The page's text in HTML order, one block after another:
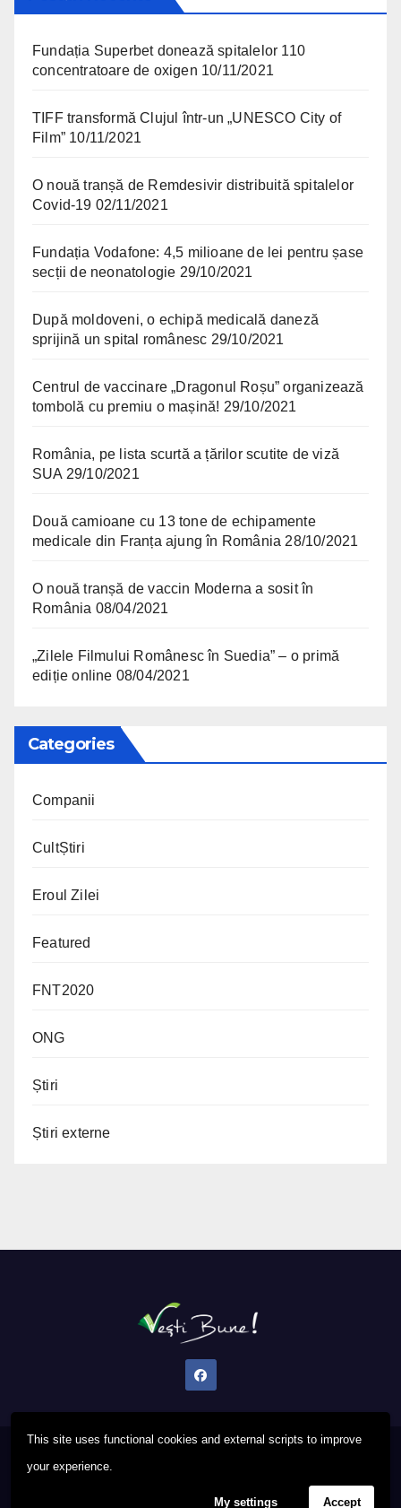
This site uses functional cookies and external scripts to improve
your experience.
My settings Accept
Fundația Superbet donează spitalelor 110
concentratoare de oxigen 10/11/2021
TIFF transformă Clujul într-un „UNESCO City of
Film” 10/11/2021
O nouă tranșă de Remdesivir distribuită spitalelor
Covid-19 02/11/2021
Fundația Vodafone: 4,5 milioane de lei pentru șase
secții de neonatologie 29/10/2021
După moldoveni, o echipă medicală daneză
sprijină un spital românesc 29/10/2021
Centrul de vaccinare „Dragonul Roșu” organizează
tombolă cu premiu o mașină! 29/10/2021
România, pe lista scurtă a țărilor scutite de viză
SUA 29/10/2021
Două camioane cu 13 tone de echipamente
medicale din Franța ajung în România 28/10/2021
O nouă tranșă de vaccin Moderna a sosit în
România 08/04/2021
„Zilele Filmului Românesc în Suedia” – o primă
ediție online 08/04/2021
Categories
Companii
CultȘtiri
Eroul Zilei
Featured
FNT2020
ONG
Știri
Știri externe
Proudly powered by WordPress
Privacy PolicyFAQ